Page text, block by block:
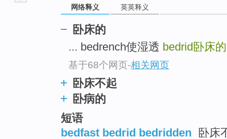
网络释义 英英释义
卧床的
... bedrench使湿透 bedrid 卧床
基于68个网页-相关网页
卧床不起
卧病的
短语
bedfast bedrid bedridden
卧床